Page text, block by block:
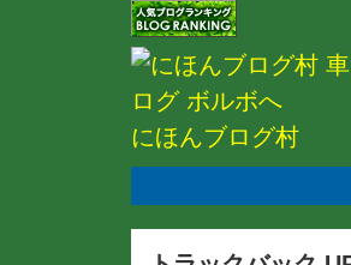
にほんブログ村